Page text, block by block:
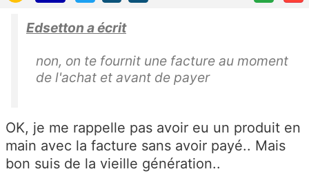
Edsetton a écrit
non, on te fournit une facture au moment
de l'achat et avant de payer
OK, je me rappelle pas avoir eu un produit en
main avec la facture sans avoir payé.. Mais
bon suis de la vieille génération..